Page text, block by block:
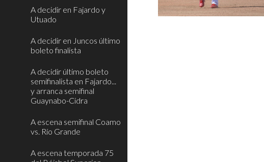
A decidir en Fajardo y
Utuado
A decidir en Juncos último
boleto finalista
A decidir último boleto
semifinalista en Fajardo...
y arranca semifinal
Guaynabo-Cidra
A escena semifinal Coamo
vs. Río Grande
A escena temporada 75